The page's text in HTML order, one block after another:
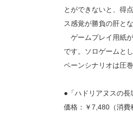
とができないと、得
ス感覚が勝負の肝と
ゲームプレイ用紙
です。ソロゲームと
ペーンシナリオは圧巻
●「ハドリアヌスの
価格：￥7,480（消費